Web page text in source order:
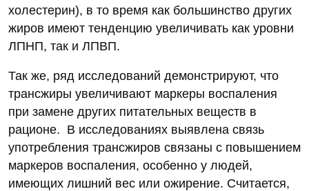
холестерин), в то время как большинство других
жиров имеют тенденцию увеличивать как уровни
ЛПНП, так и ЛПВП.
Так же, ряд исследований демонстрируют, что
трансжиры увеличивают маркеры воспаления
при замене других питательных веществ в
рационе. В исследованиях выявлена связь
употребления трансжиров связаны с повышением
маркеров воспаления, особенно у людей,
имеющих лишний вес или ожирение. Считается,